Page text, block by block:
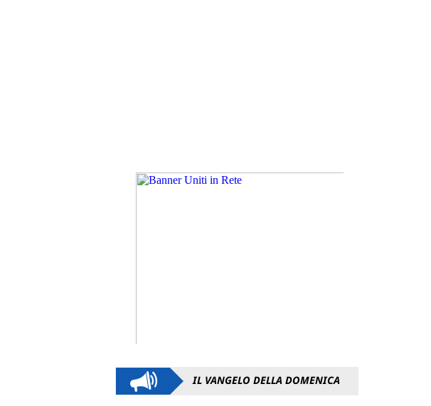
IL VANGELO DELLA DOMENICA